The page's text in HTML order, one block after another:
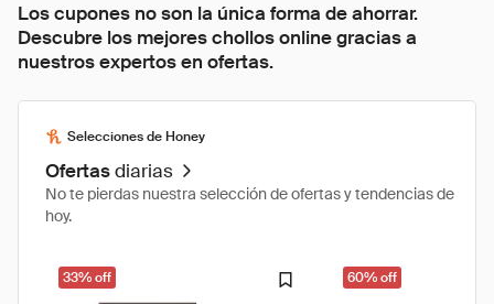
Los cupones no son la única forma de ahorrar.
Descubre los mejores chollos online gracias a
nuestros expertos en ofertas.
Selecciones de Honey
Ofertasdiarias
No te pierdas nuestra selección de ofertas y tendencias de
hoy.
33% off 60% off